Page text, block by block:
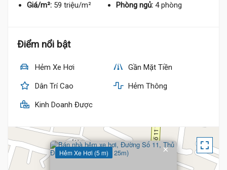
Giá/m²: 59 triệu/m² Phòng ngủ: 4 phòng
Điểm nổi bật
Hẻm Xe Hơi Gần Mặt Tiền
Dân Trí Cao Hẻm Thông
Kinh Doanh Được
Hẻm Xe Hơi (5 m) ×